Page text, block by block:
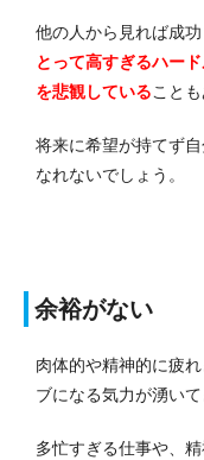
他の人から見れば成
とって高すぎるハー
を悲観していることも
将来に希望が持てず
なれないでしょう。
余裕がない
肉体的や精神的に疲
ブになる気力が湧いて
多忙すぎる仕事や、